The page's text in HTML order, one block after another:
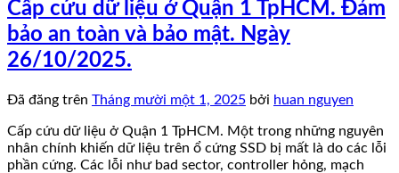
Cấp cứu dữ liệu ở Quận 1 TpHCM. Đảm
bảo an toàn và bảo mật. Ngày
26/10/2025.
Đã đăng trên Tháng mười một 1, 2025 bởi huan nguyen
Cấp cứu dữ liệu ở Quận 1 TpHCM. Một trong những nguyên
nhân chính khiến dữ liệu trên ổ cứng SSD bị mất là do các lỗi
phần cứng. Các lỗi như bad sector, controller hỏng, mạch